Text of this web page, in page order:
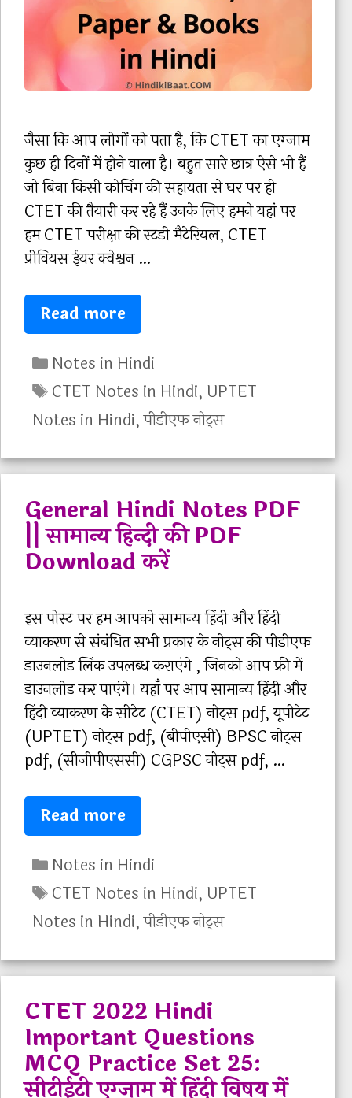
P
D
F
i
H
i
n
d
i
|
T
E
T
M
a
h
P
e
d
g
o
g
y
N
o
t
s
F
जैसा कि आप लोगों को पता है, कि CTET का एग्जाम
कुछ ही दिनों में होने वाला है। बहुत सारे छात्र ऐसे भी हैं
जो बिना किसी कोचिंग की सहायता से घर पर ही
CTET की तैयारी कर रहे हैं उनके लिए हमने यहां पर
हम CTET परीक्षा की स्टडी मैटेरियल, CTET
प्रीवियस ईयर क्वेश्चन …
Read more[
F
r
e
e
P
D
F
]
A
l
l
T
E
T
N
o
t
e
P
D
F
n
H
n
d
i
|
|
P
C
a
e
g
o
r
i
e
s
Notes in Hindi
T
a
s
CTET Notes in Hindi, UPTET
Notes in Hindi,पीडीएफ नोट्स
General Hindi Notes PDF
|| सामान्य हिन्दी की PDF
Download करें
इस पोस्ट पर हम आपको सामान्य हिंदी और हिंदी
व्याकरण से संबंधित सभी प्रकार के नोट्स की पीडीएफ
डाउनलोड लिंक उपलब्ध कराएंगे , जिनको आप फ्री में
डाउनलोड कर पाएंगे। यहाँ पर आप सामान्य हिंदी और
हिंदी व्याकरण के सीटेट (CTET) नोट्स pdf, यूपीटेट
(UPTET) नोट्स pdf, (बीपीएसी) BPSC नोट्स
pdf, (सीजीपीएससी) CGPSC नोट्स pdf, …
Read moreG
e
n
e
r
a
l
H
i
n
d
i
C
a
e
g
o
r
i
e
s
Notes in Hindi
T
a
s
CTET Notes in Hindi, UPTET
Notes in Hindi,पीडीएफ नोट्स
CTET 2022 Hindi
Important Questions
MCQ Practice Set 25:
सीटीईटी एग्जाम में हिंदी विषय में